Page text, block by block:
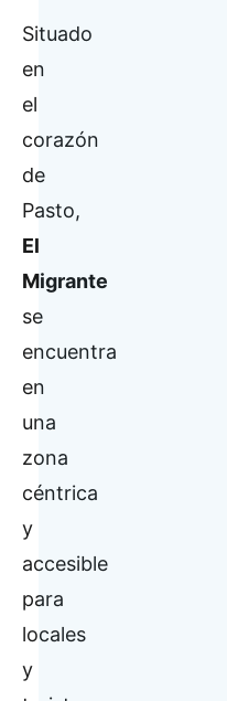
Situado
en
el
corazón
de
Pasto,
El
Migrante
se
encuentra
en
una
zona
céntrica
y
accesible
para
locales
y